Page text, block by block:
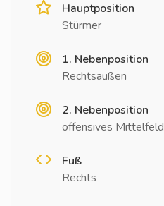
Hauptposition
Stürmer
1. Nebenposition
Rechtsaußen
2. Nebenposition
offensives Mittelfeld
Fuß
Rechts